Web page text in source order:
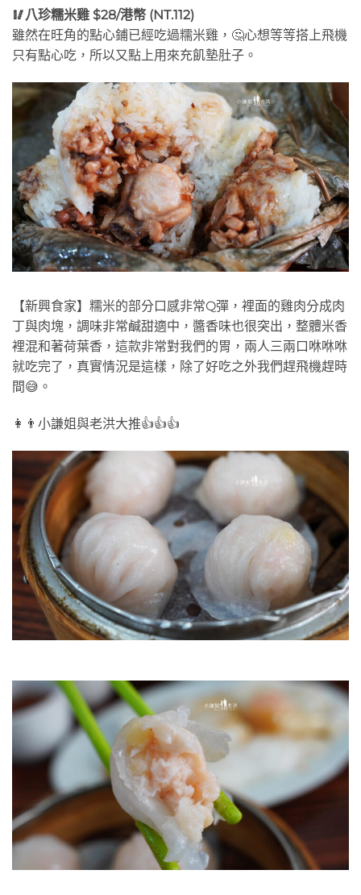
🥢八珍糯米雞 $28/港幣 (NT.112)
雖然在旺角的點心鋪已經吃過糯米雞，🤔心想等等搭上飛機
只有點心吃，所以又點上用來充飢墊肚子。
【新興食家】糯米的部分口感非常Q彈，裡面的雞肉分成肉
丁與肉塊，調味非常鹹甜適中，醬香味也很突出，整體米香
裡混和著荷葉香，這款非常對我們的胃，兩人三兩口咻咻咻
就吃完了，真實情況是這樣，除了好吃之外我們趕飛機趕時
間😅。
👩👨小謙姐與老洪大推👍👍👍